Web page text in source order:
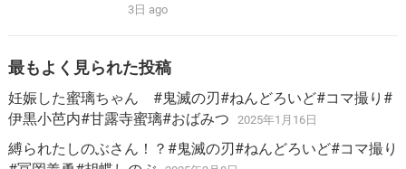
3日 ago
最もよく見られた投稿
妊娠した蜜璃ちゃん #鬼滅の刃#ねんどろいど#コマ撮り#
伊黒小芭内#甘露寺蜜璃#おばみつ
2025年1月16日
縛られたしのぶさん！？#鬼滅の刃#ねんどろいど#コマ撮り